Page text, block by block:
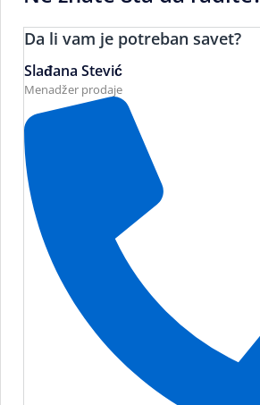
Da li vam je potreban savet?
Slađana Stević
Menadžer prodaje